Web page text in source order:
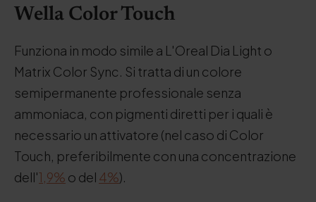
Wella Color Touch
Funziona in modo simile a L'Oreal Dia Light o
Matrix Color Sync. Si tratta di un colore
semipermanente professionale senza
ammoniaca, con pigmenti diretti per i quali è
necessario un attivatore (nel caso di Color
Touch, preferibilmente con una concentrazione
dell'1,9% o del 4%).